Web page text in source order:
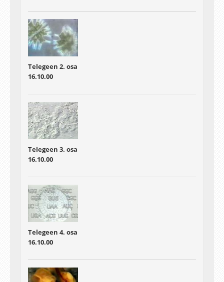
Telegeen 2. osa
16.10.00
Telegeen 3. osa
16.10.00
Telegeen 4. osa
16.10.00